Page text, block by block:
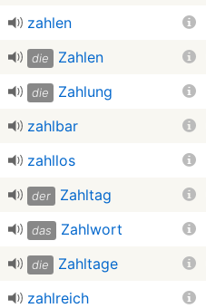
zahlen
die Zahlen
die Zahlung
zahlbar
zahllos
der Zahltag
das Zahlwort
die Zahltage
zahlreich